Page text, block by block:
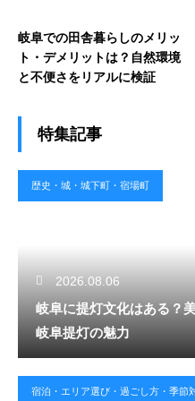
岐阜での田舎暮らしのメリッ
ト・デメリットは？自然環境
と不便さをリアルに検証
特集記事
歴史・城・城下町・宿場町
2026.08.06
岐阜に提灯文化はある？
岐阜提灯の魅力
宿泊・エリア選び・過ごし方・季節